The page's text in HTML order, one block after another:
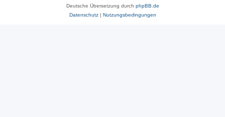
Deutsche Übersetzung durch phpBB.de
Datenschutz| Nutzungsbedingungen